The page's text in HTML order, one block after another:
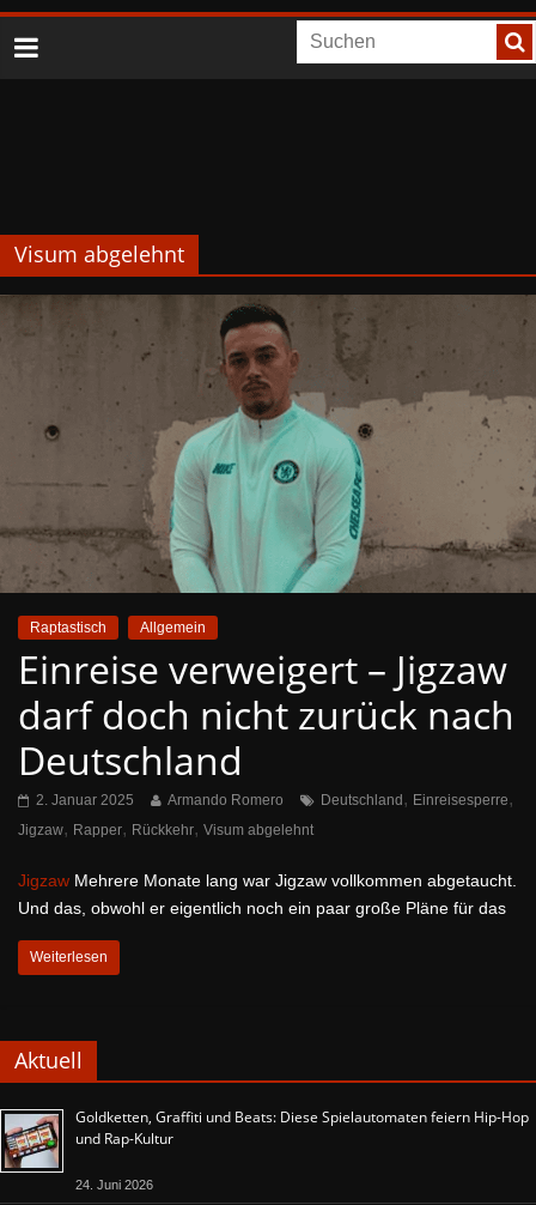
Visum abgelehnt
Raptastisch Allgemein
Einreise verweigert – Jigzaw
darf doch nicht zurück nach
Deutschland
2. Januar 2025 Armando Romero Deutschland , Einreisesperre,
Jigzaw, Rapper, Rückkehr, Visum abgelehnt
Jigzaw Mehrere Monate lang war Jigzaw vollkommen abgetaucht.
Und das, obwohl er eigentlich noch ein paar große Pläne für das
Weiterlesen
Aktuell
Goldketten, Graffiti und Beats: Diese Spielautomaten feiern Hip-Hop
und Rap-Kultur
24. Juni 2026